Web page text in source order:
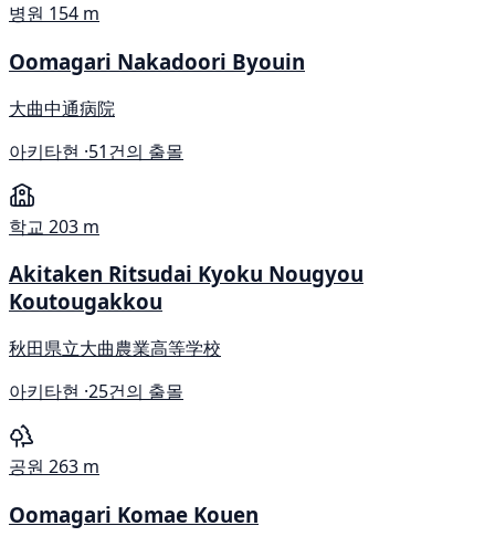
병원 154 m
Oomagari Nakadoori Byouin
大曲中通病院
아키타현 ·51건의 출몰
학교 203 m
Akitaken Ritsudai Kyoku Nougyou
Koutougakkou
秋田県立大曲農業高等学校
아키타현 ·25건의 출몰
공원 263 m
Oomagari Komae Kouen